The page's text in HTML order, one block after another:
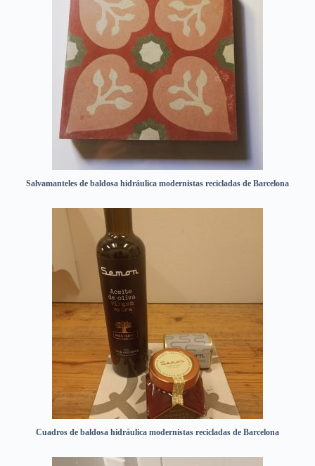
Salvamanteles de baldosa hidráulica modernistas recicladas de Barcelona
Cuadros de baldosa hidráulica modernistas recicladas de Barcelona